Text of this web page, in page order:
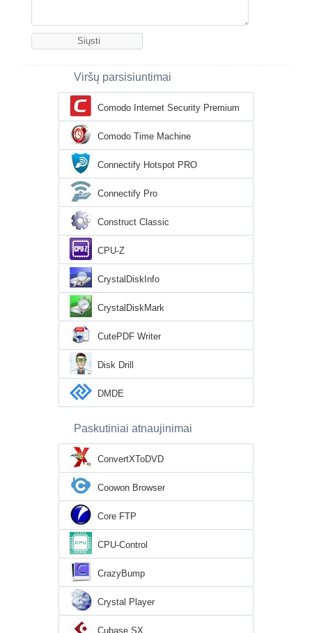
Viršų parsisiuntimai
Comodo Internet Security Premium
Comodo Time Machine
Connectify Hotspot PRO
Connectify Pro
Construct Classic
CPU-Z
CrystalDiskInfo
CrystalDiskMark
CutePDF Writer
Disk Drill
DMDE
Paskutiniai atnaujinimai
ConvertXToDVD
Coowon Browser
Core FTP
CPU-Control
CrazyBump
Crystal Player
Cubase SX